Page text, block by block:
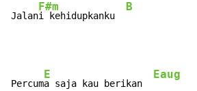
Jalan
F#m
i kehidupkanku
B
Percum
E
a saja kau berikan
Eaug